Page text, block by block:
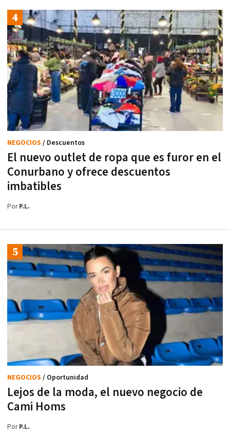
El nuevo outlet de ropa que es furor en el
Conurbano y ofrece descuentos
imbatibles
NEGOCIOS / Descuentos
PorP.L.
Lejos de la moda, el nuevo negocio de
Cami Homs
NEGOCIOS / Oportunidad
PorP.L.